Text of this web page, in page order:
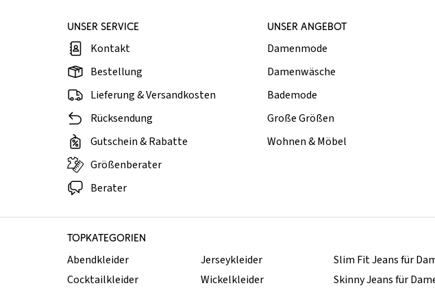
UNSER SERVICE
Kontakt
Bestellung
Lieferung & Versandkosten
Rücksendung
Gutschein & Rabatte
Größenberater
Berater
UNSER ANGEBOT
Damenmode
Damenwäsche
Bademode
Große Größen
Wohnen & Möbel
TOPKATEGORIEN
Abendkleider
Cocktailkleider
Jerseykleider
Wickelkleider
Slim Fit Jeans für
Skinny Jeans für